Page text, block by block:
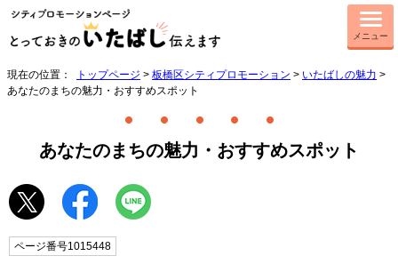
メニュー
現在の位置： トップページ > 板橋区シティプロモーション > いたばしの魅力 >
あなたのまちの魅力・おすすめスポット
あなたのまちの魅力・おすすめスポット
ページ番号1015448